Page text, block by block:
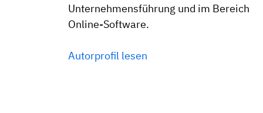
Unternehmensführung und im Bereich
Online-Software.
Autorprofil lesen